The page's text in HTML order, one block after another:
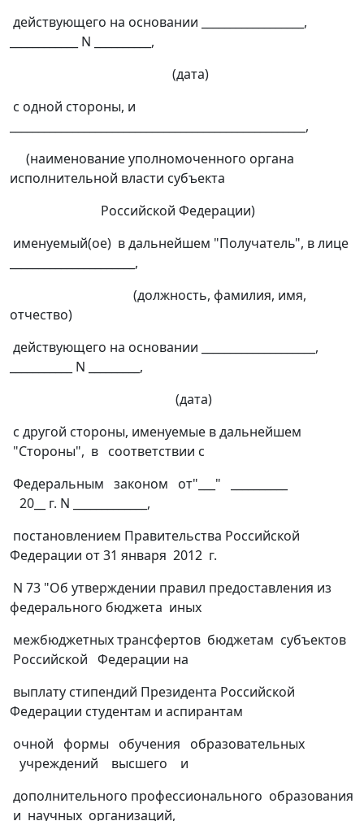
действующего на основании __________________,
____________ N __________,
(дата)
с одной стороны, и
____________________________________________________,
(наименование уполномоченного органа
исполнительной власти субъекта
Российской Федерации)
именуемый(ое) в дальнейшем "Получатель", в лице
______________________,
(должность, фамилия, имя,
отчество)
действующего на основании ____________________,
___________ N _________,
(дата)
с другой стороны, именуемые в дальнейшем
"Стороны", в соответствии с
Федеральным законом от"___" __________
20__ г. N _____________,
постановлением Правительства Российской
Федерации от 31 января 2012 г.
N 73 "Об утверждении правил предоставления из
федерального бюджета иных
межбюджетных трансфертов бюджетам субъектов
Российской Федерации на
выплату стипендий Президента Российской
Федерации студентам и аспирантам
очной формы обучения образовательных
учреждений высшего и
дополнительного профессионального образования
и научных организаций,